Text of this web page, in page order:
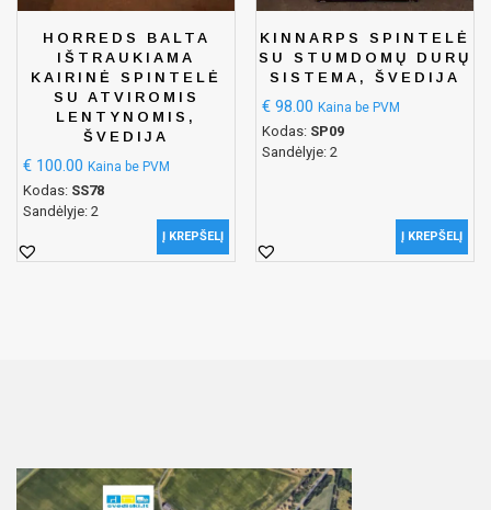
HORREDS BALTA
IŠTRAUKIAMA
KAIRINĖ SPINTELĖ
SU ATVIROMIS
LENTYNOMIS,
ŠVEDIJA
€ 100.00 Kaina be PVM
Kodas: SS78
Sandėlyje: 2
Į KREPŠELĮ
KINNARPS SPINTELĖ
SU STUMDOMŲ DURŲ
SISTEMA, ŠVEDIJA
€ 98.00 Kaina be PVM
Kodas: SP09
Sandėlyje: 2
Į KREPŠELĮ